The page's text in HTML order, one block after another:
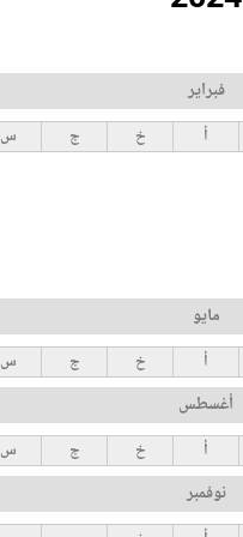
فبراير
أ خ ج س
مايو
أ خ ج س
أغسطس
أ خ ج س
نوفمبر